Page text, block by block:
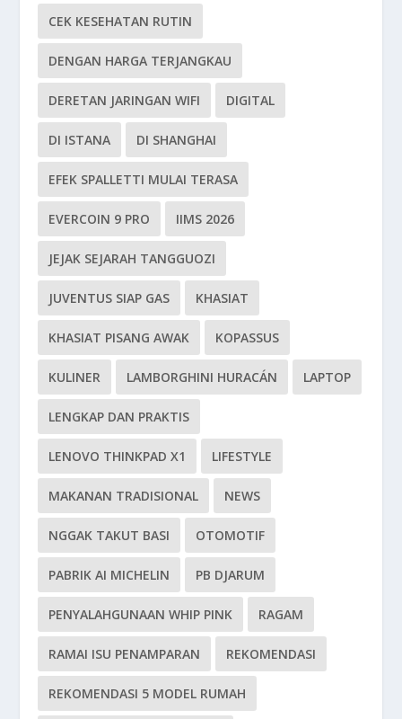
CEK KESEHATAN RUTIN
DENGAN HARGA TERJANGKAU
DERETAN JARINGAN WIFI DIGITAL
DI ISTANA DI SHANGHAI
EFEK SPALLETTI MULAI TERASA
EVERCOIN 9 PRO IIMS 2026
JEJAK SEJARAH TANGGUOZI
JUVENTUS SIAP GAS KHASIAT
KHASIAT PISANG AWAK KOPASSUS
KULINER LAMBORGHINI HURACÁN LAPTOP
LENGKAP DAN PRAKTIS
LENOVO THINKPAD X1 LIFESTYLE
MAKANAN TRADISIONAL NEWS
NGGAK TAKUT BASI OTOMOTIF
PABRIK AI MICHELIN PB DJARUM
PENYALAHGUNAAN WHIP PINK RAGAM
RAMAI ISU PENAMPARAN REKOMENDASI
REKOMENDASI 5 MODEL RUMAH